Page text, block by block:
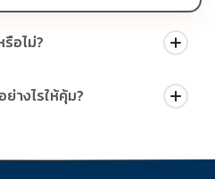
อไม่?
โปรโมชั่นบัตรเครดิตตามเงื่อนไขที่
รโมชั่นในรายการทัวร์แต่ละ
างไรให้คุ้ม?
ำสุดเพียงอย่างเดียว